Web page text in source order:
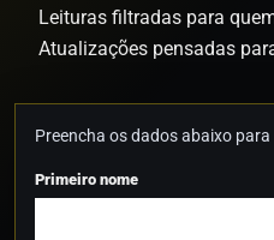
Leituras filtradas para
Atualizações pensadas
Preencha os dados abaixo
Primeiro nome